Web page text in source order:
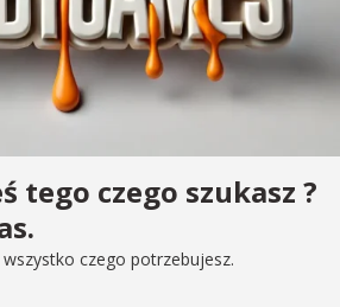
tego czego szukasz ?
czego potrzebujesz.